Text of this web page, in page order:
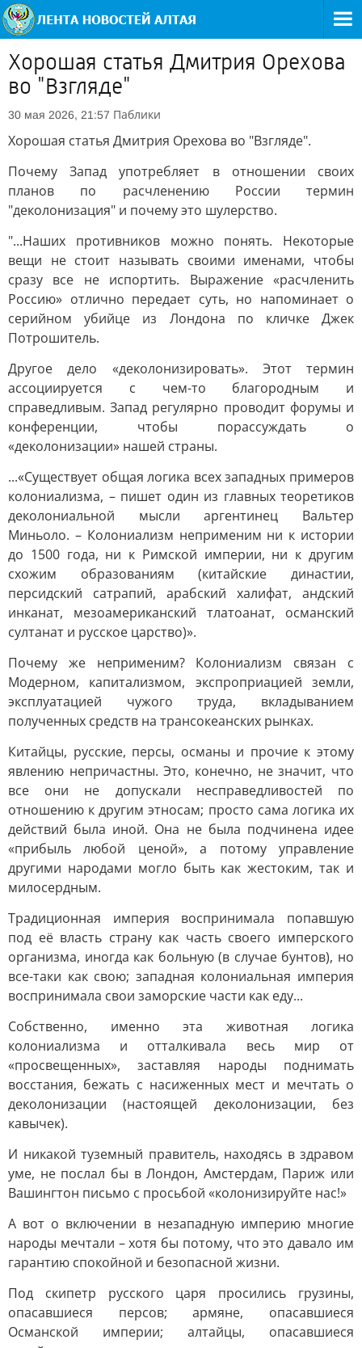
Хорошая статья Дмитрия Орехова
во "Взгляде"
30 мая 2026, 21:57 Паблики
Хорошая статья Дмитрия Орехова во "Взгляде".
Почему Запад употребляет в отношении своих
планов по расчленению России термин
"деколонизация" и почему это шулерство.
"...Наших противников можно понять. Некоторые
вещи не стоит называть своими именами, чтобы
сразу все не испортить. Выражение «расчленить
Россию» отлично передает суть, но напоминает о
серийном убийце из Лондона по кличке Джек
Потрошитель.
Другое дело «деколонизировать». Этот термин
ассоциируется с чем-то благородным и
справедливым. Запад регулярно проводит форумы и
конференции, чтобы порассуждать о
«деколонизации» нашей страны.
...«Существует общая логика всех западных примеров
колониализма, – пишет один из главных теоретиков
деколониальной мысли аргентинец Вальтер
Миньоло. – Колониализм неприменим ни к истории
до 1500 года, ни к Римской империи, ни к другим
схожим образованиям (китайские династии,
персидский сатрапий, арабский халифат, андский
инканат, мезоамериканский тлатоанат, османский
султанат и русское царство)».
Почему же неприменим? Колониализм связан с
Модерном, капитализмом, экспроприацией земли,
эксплуатацией чужого труда, вкладыванием
полученных средств на трансокеанских рынках.
Китайцы, русские, персы, османы и прочие к этому
явлению непричастны. Это, конечно, не значит, что
все они не допускали несправедливостей по
отношению к другим этносам; просто сама логика их
действий была иной. Она не была подчинена идее
«прибыль любой ценой», а потому управление
другими народами могло быть как жестоким, так и
милосердным.
Традиционная империя воспринимала попавшую
под её власть страну как часть своего имперского
организма, иногда как больную (в случае бунтов), но
все-таки как свою; западная колониальная империя
воспринимала свои заморские части как еду...
Собственно, именно эта животная логика
колониализма и отталкивала весь мир от
«просвещенных», заставляя народы поднимать
восстания, бежать с насиженных мест и мечтать о
деколонизации (настоящей деколонизации, без
кавычек).
И никакой туземный правитель, находясь в здравом
уме, не послал бы в Лондон, Амстердам, Париж или
Вашингтон письмо с просьбой «колонизируйте нас!»
А вот о включении в незападную империю многие
народы мечтали – хотя бы потому, что это давало им
гарантию спокойной и безопасной жизни.
Под скипетр русского царя просились грузины,
опасавшиеся персов; армяне, опасавшиеся
Османской империи; алтайцы, опасавшиеся